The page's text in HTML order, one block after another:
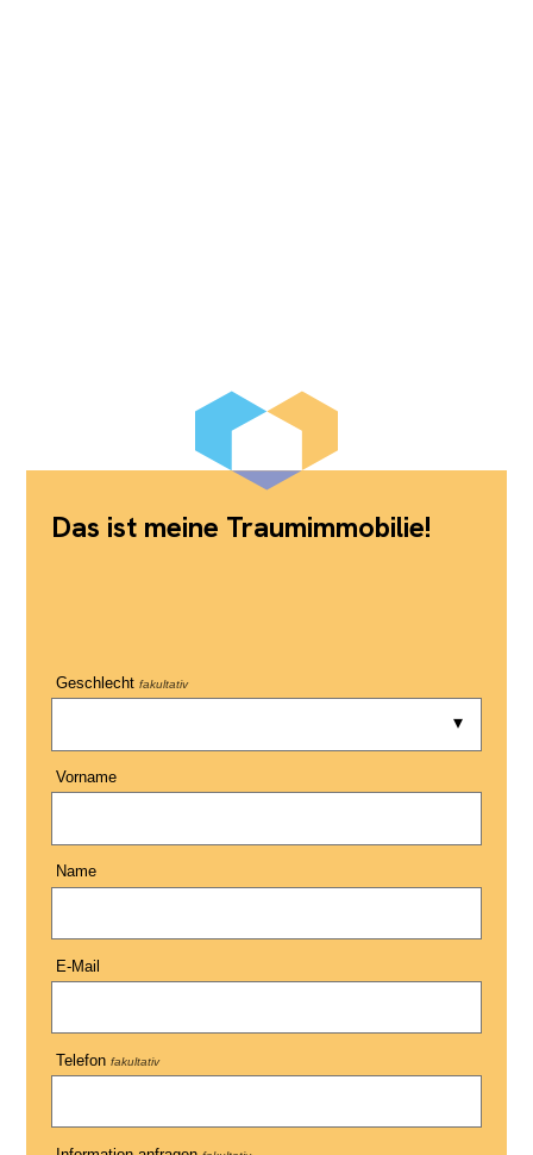
Das ist meine Traumimmobilie!
Geschlecht fakultativ
Vorname
Name
E-Mail
Telefon fakultativ